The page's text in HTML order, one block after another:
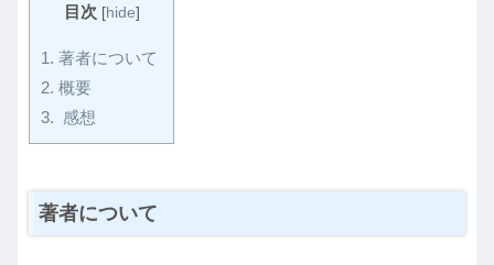
目次 [hide]
1. 著者について
2. 概要
3. 感想
著者について